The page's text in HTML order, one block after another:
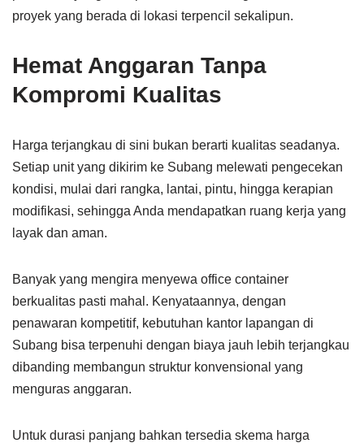
proyek yang berada di lokasi terpencil sekalipun.
Hemat Anggaran Tanpa
Kompromi Kualitas
Harga terjangkau di sini bukan berarti kualitas seadanya.
Setiap unit yang dikirim ke Subang melewati pengecekan
kondisi, mulai dari rangka, lantai, pintu, hingga kerapian
modifikasi, sehingga Anda mendapatkan ruang kerja yang
layak dan aman.
Banyak yang mengira menyewa office container
berkualitas pasti mahal. Kenyataannya, dengan
penawaran kompetitif, kebutuhan kantor lapangan di
Subang bisa terpenuhi dengan biaya jauh lebih terjangkau
dibanding membangun struktur konvensional yang
menguras anggaran.
Untuk durasi panjang bahkan tersedia skema harga